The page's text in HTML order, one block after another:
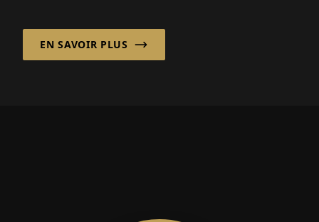
EN SAVOIR PLUS